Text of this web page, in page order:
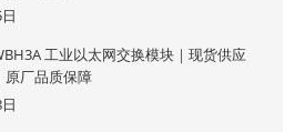
工业以太网交换模块｜现货供应
原厂品质保障